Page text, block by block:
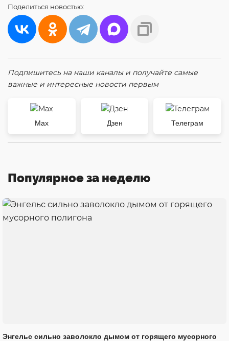
Поделиться новостью:
Подпишитесь на наши каналы и получайте самые
важные и интересные новости первым
Max Дзен Телеграм
Популярное за неделю
Энгельс сильно заволокло дымом от горящего мусорного